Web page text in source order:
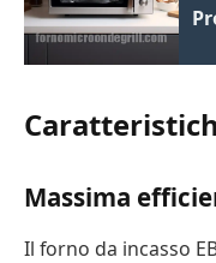
Massima
Il forno da incasso